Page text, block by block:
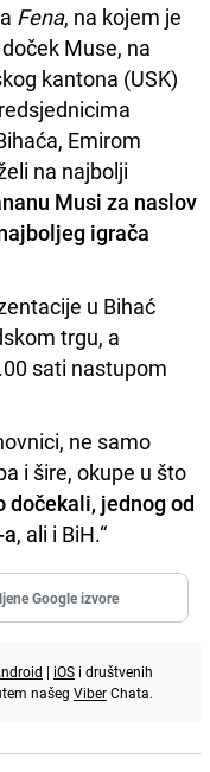
Fena, na kojem je
Muse, na
kantona (USK)
Emirom
na najbolji
Musi za naslov
igrača
u Bihać
trgu, a
sati nastupom
ne samo
i šire, okupe u što
dočekali, jednog od
, ali i BiH.“
Google izvore
| iOS i društvenih
našeg ViberChata.